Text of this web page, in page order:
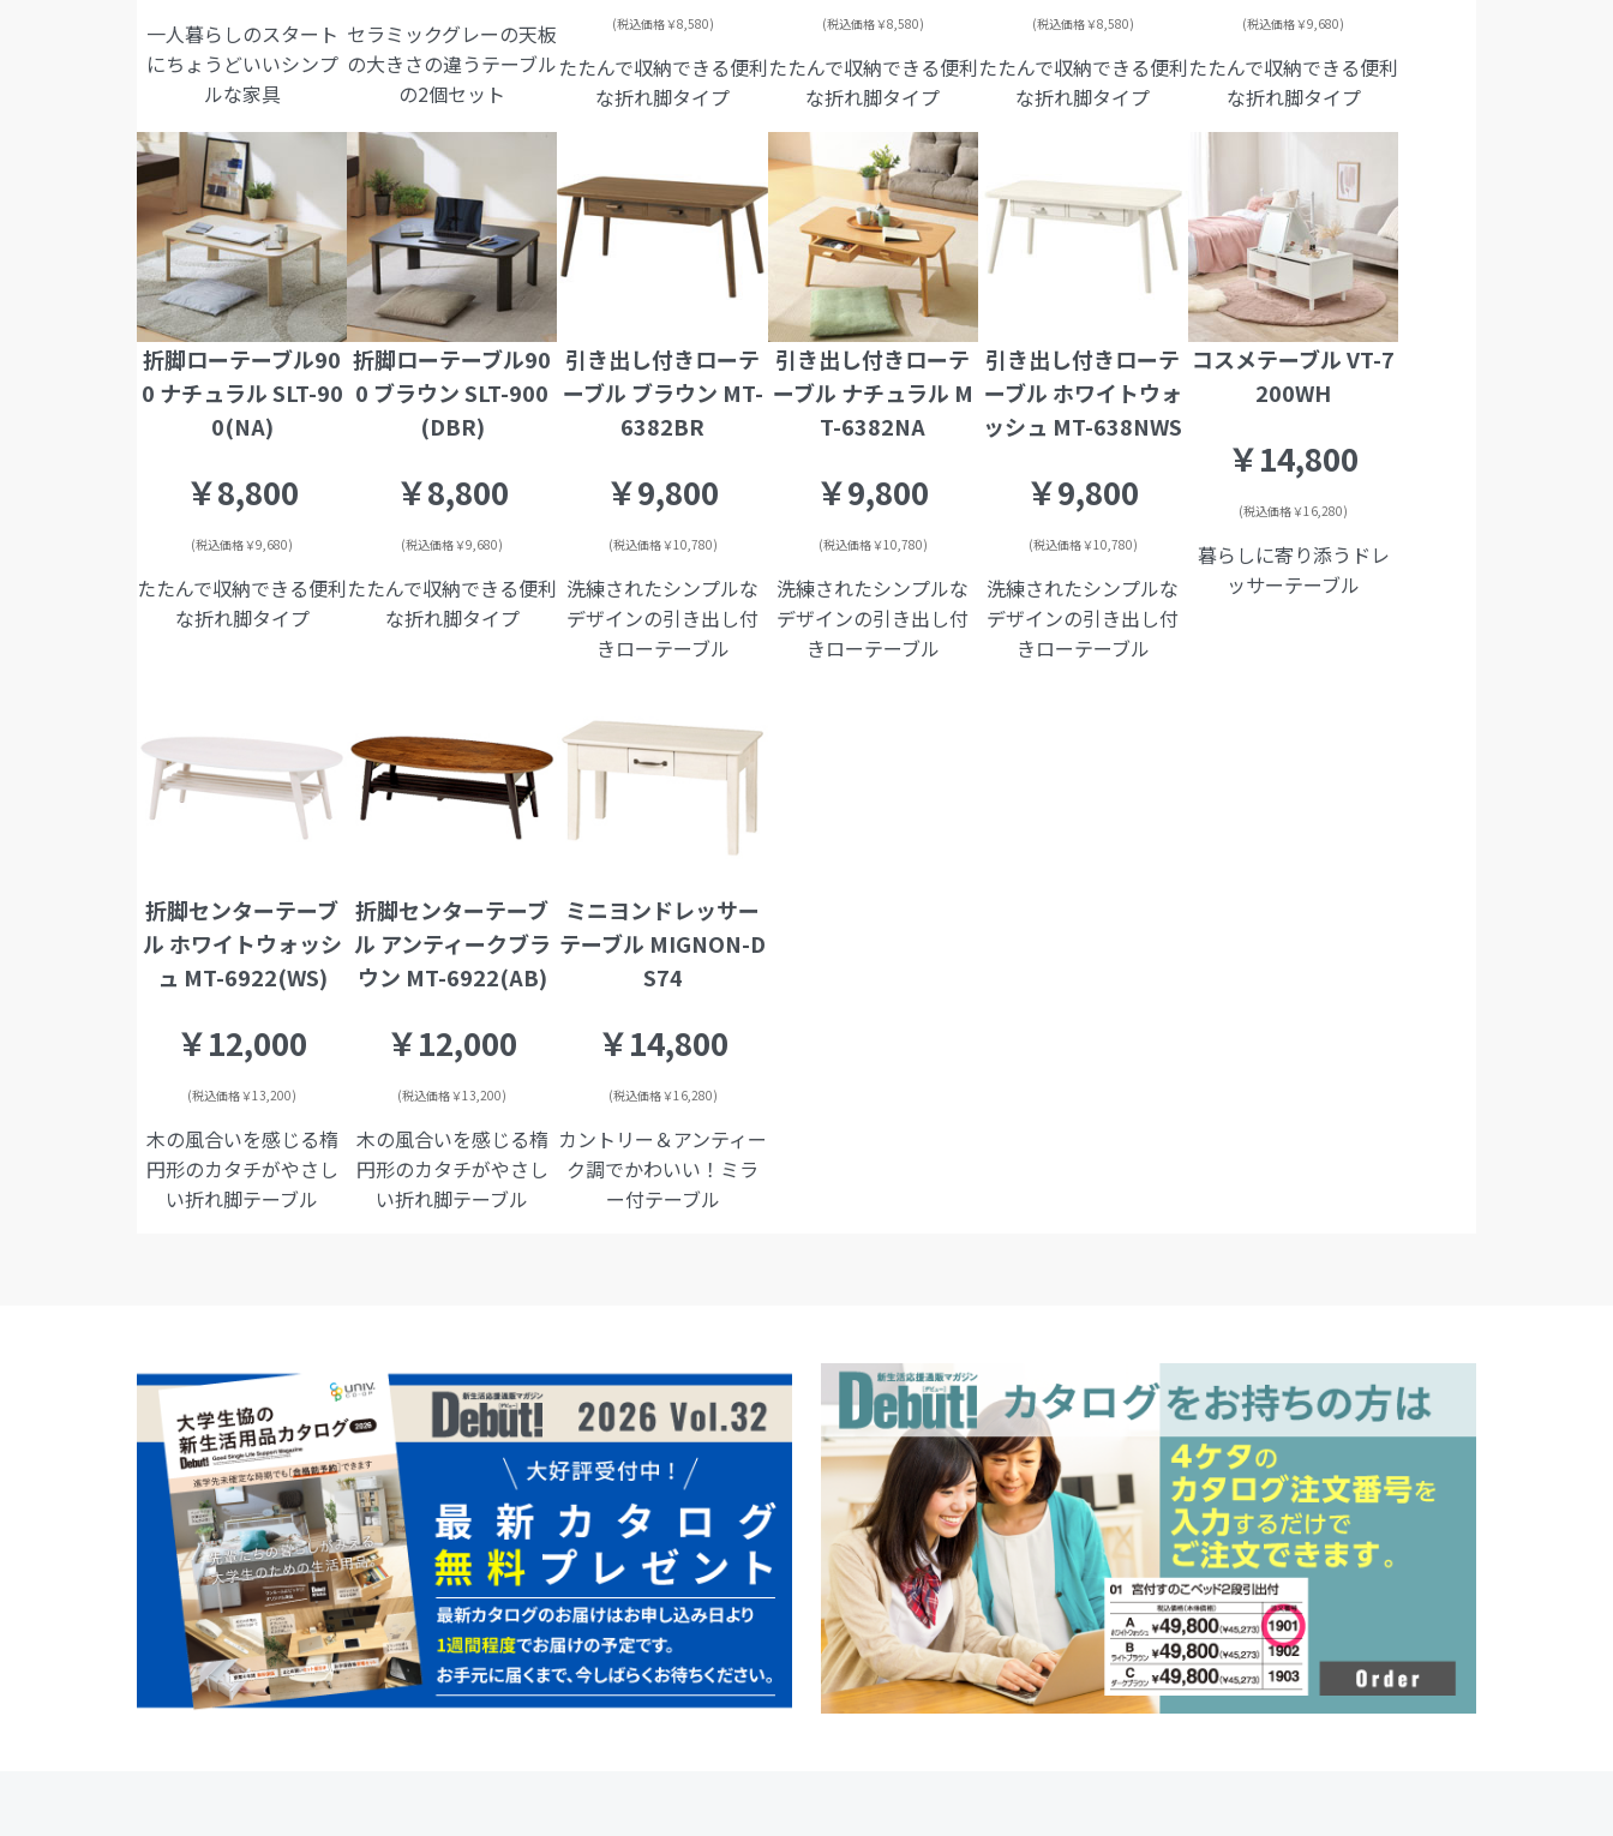
一人暮らしのスタート
にちょうどいいシンプ
ルな家具
セラミックグレーの天板
の大きさの違うテーブル
の2個セット
(税込価格￥8,580)
たたんで収納できる便利
な折れ脚タイプ
(税込価格￥8,580)
たたんで収納できる便利
な折れ脚タイプ
(税込価格￥8,580)
たたんで収納できる便利
な折れ脚タイプ
(税込価格￥9,680)
たたんで収納できる便利
な折れ脚タイプ
折脚ローテーブル90
0 ナチュラル SLT-90
0(NA)
￥8,800
(税込価格￥9,680)
たたんで収納できる便利
な折れ脚タイプ
折脚ローテーブル90
0 ブラウン SLT-900
(DBR)
￥8,800
(税込価格￥9,680)
たたんで収納できる便利
な折れ脚タイプ
引き出し付きローテ
ーブル ブラウン MT-
6382BR
￥9,800
(税込価格￥10,780)
洗練されたシンプルな
デザインの引き出し付
きローテーブル
引き出し付きローテ
ーブル ナチュラル M
T-6382NA
￥9,800
(税込価格￥10,780)
洗練されたシンプルな
デザインの引き出し付
きローテーブル
引き出し付きローテ
ーブル ホワイトウォ
ッシュ MT-638NWS
￥9,800
(税込価格￥10,780)
洗練されたシンプルな
デザインの引き出し付
きローテーブル
コスメテーブル VT-7
200WH
￥14,800
(税込価格￥16,280)
暮らしに寄り添うドレ
ッサーテーブル
折脚センターテーブ
ル ホワイトウォッシ
ュ MT-6922(WS)
￥12,000
(税込価格￥13,200)
木の風合いを感じる楕
円形のカタチがやさし
い折れ脚テーブル
折脚センターテーブ
ル アンティークブラ
ウン MT-6922(AB)
￥12,000
(税込価格￥13,200)
木の風合いを感じる楕
円形のカタチがやさし
い折れ脚テーブル
ミニヨンドレッサー
テーブル MIGNON-D
S74
￥14,800
(税込価格￥16,280)
カントリー＆アンティー
ク調でかわいい！ミラ
ー付テーブル